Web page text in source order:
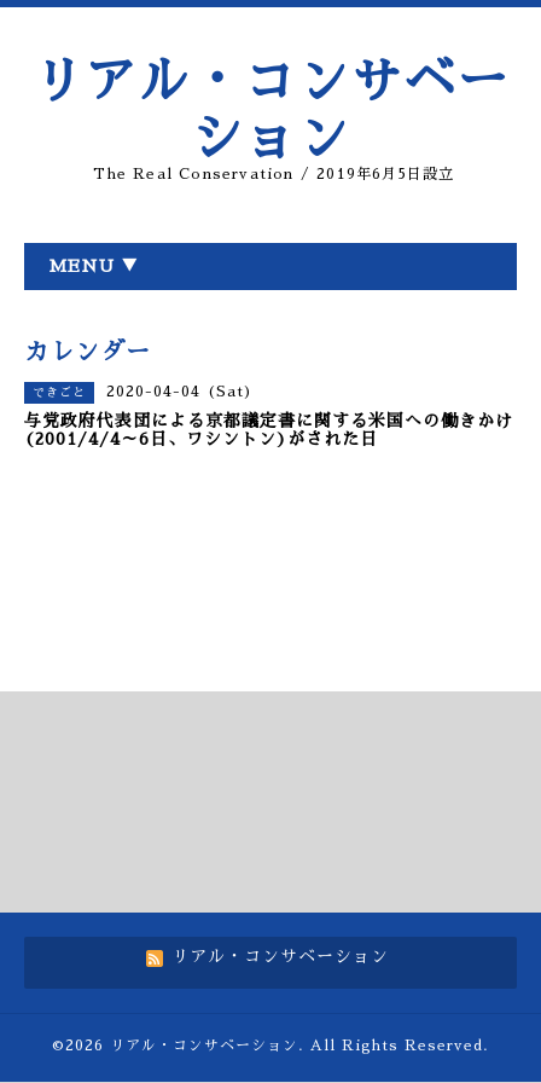
リアル・コンサベー
ション
The Real Conservation / 2019年6月5日設立
MENU ▼
カレンダー
できごと 2020-04-04 (Sat)
与党政府代表団による京都議定書に関する米国への働きかけ
(2001/4/4～6日、ワシントン)がされた日
リアル・コンサベーション
©2026 リアル・コンサベーション . All Rights Reserved.